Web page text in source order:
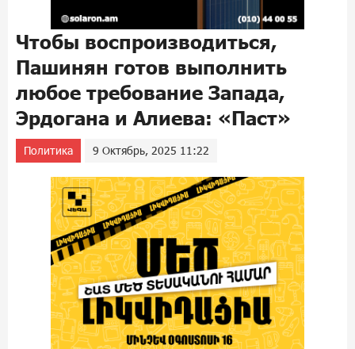
Чтобы воспроизводиться,
Пашинян готов выполнить
любое требование Запада,
Эрдогана и Алиева: «Паст»
Политика 9 Октябрь, 2025 11:22